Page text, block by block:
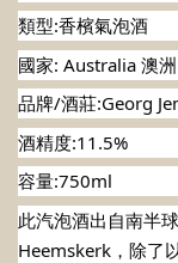
類型:香檳氣泡酒
國家: Australia 澳洲
品牌/酒莊:Georg
酒精度:11.5%
容量:750ml
此汽泡酒出自南半
Heemskerk，除了